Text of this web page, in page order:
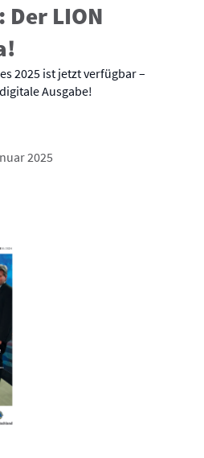
LION
2025 ist jetzt verfügbar –
Ausgabe!
2025